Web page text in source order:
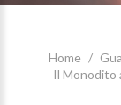
Home /
Il Monodito